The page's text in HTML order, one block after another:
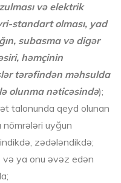
və elektrik
standart olması, yad
subasma və digər
həmçinin
tərəfindən məhsulda
olunma nəticəsində);
talonunda qeyd olunan
nömrələri uyğun
zədələndikdə;
ya onu əvəz edən